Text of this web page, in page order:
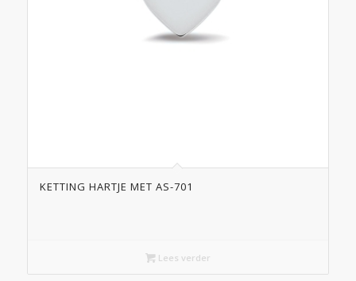
KETTING HARTJE MET AS-701
Lees verder